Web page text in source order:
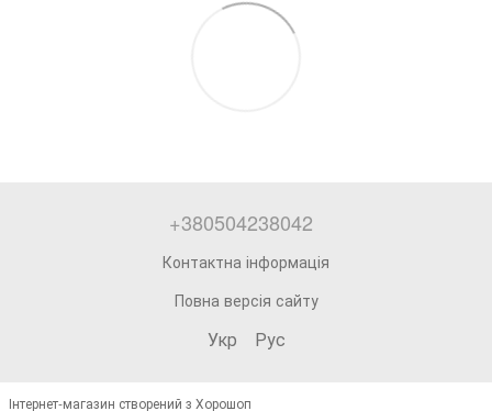
+380504238042
Контактна інформація
Повна версія сайту
Укр Рус
Інтернет-магазин створений з Хорошоп